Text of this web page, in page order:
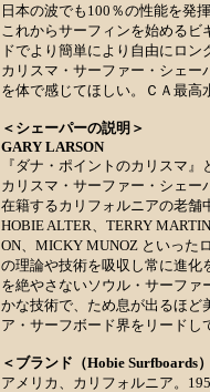
日本の波でも100％の性能を発
これからサーフィンを始めるビ
ドでより簡単により自由にロン
カリスマ・サーファー・シェー
を体で感じてほしい。ＣＡ最高
＜シェーパーの説明＞
GARY LARSON
『ダナ・ポイントのカリスマ
カリスマ・サーファー・シェー
在籍するカリフォルニアの老舗
HOBIE ALTER、TERRY
ON、MICKY MUNOZ といった
の理論や技術を吸収し常に進化
を絶やさないソウル・サーフ
かな技術で、ため息が出るほど
ア・サーフボード界をリードし
＜ブランド（Hobie Surfboards
アメリカ、カリフォルニア。